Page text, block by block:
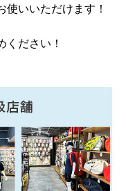
使いいただけます！
ください！